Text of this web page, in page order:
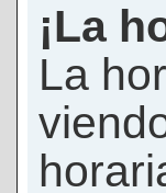
¡La
La